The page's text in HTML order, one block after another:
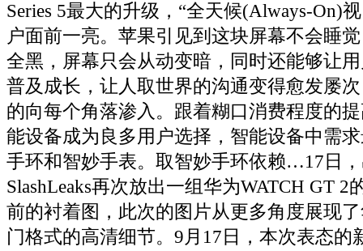
Series 5最大的升级，“全天候(Always-On)
户面前一亮。苹果引见到这块屏幕不会睡
全黑，屏幕只会从动变暗，同时还能够让
普及成长，让人取世界的沟通变得愈发屡
的向每个角落渗入。跟着糊口消费程度的
能设备成为良多用户选择，智能设备中需
手环和智妙手表。取智妙手环依赖…17日
SlashLeaks再次放出一组华为WATCH GT 2
前的衬着图，此次的图片从更多角度展现了
门格式的高清细节。9月17日，本次表态的